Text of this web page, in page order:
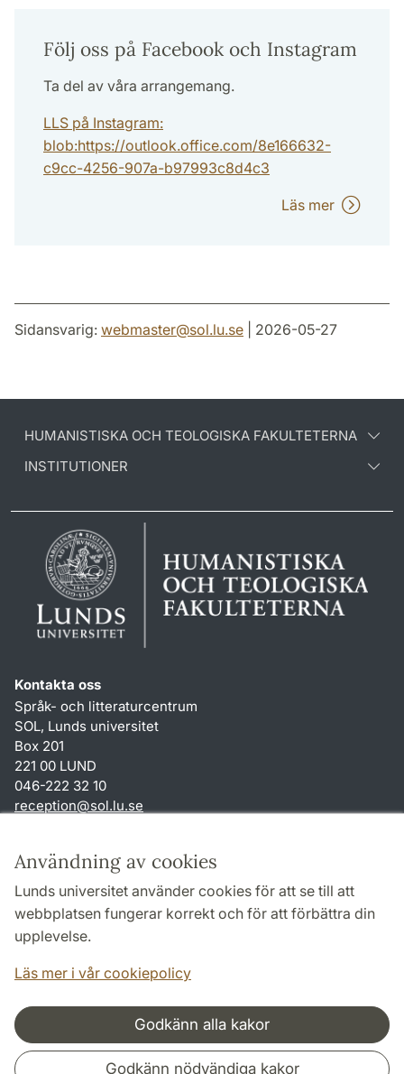
Användning av cookies
Lunds universitet använder cookies för att se till att
webbplatsen fungerar korrekt och för att förbättra din
upplevelse.
Läs mer i vår cookiepolicy
Godkänn alla kakor
Godkänn nödvändiga kakor
Följ oss på Facebook och Instagram
Ta del av våra arrangemang.
LLS på Instagram:
blob:https://outlook.office.com/8e166632-
c9cc-4256-907a-b97993c8d4c3
Läs mer
Sidansvarig: webmaster@sol.lu.se | 2026-05-27
HUMANISTISKA OCH TEOLOGISKA FAKULTETERNA
INSTITUTIONER
Kontakta oss
Språk- och litteraturcentrum
SOL, Lunds universitet
Box 201
221 00 LUND
046-222 32 10
reception@sol.lu.se
Genvägar
Om webbplatsen och cookies
Behandling av personuppgifter
Tillgänglighetsredogörelse
Samarbeten och nätverk